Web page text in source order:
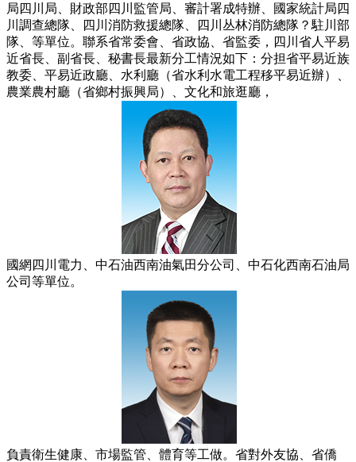
局四川局、財政部四川監管局、審計署成特辦、國家統計局四
川調查總隊、四川消防救援總隊、四川丛林消防總隊？駐川部
隊、等單位。聯系省常委會、省政協、省監委，四川省人平易
近省長、副省長、秘書長最新分工情況如下：分担省平易近族
教委、平易近政廳、水利廳（省水利水電工程移平易近辦）、
農業農村廳（省鄉村振興局）、文化和旅逛廳，
國網四川電力、中石油西南油氣田分公司、中石化西南石油局
公司等單位。
負責衛生健康、市場監管、體育等工做。省對外友協、省僑